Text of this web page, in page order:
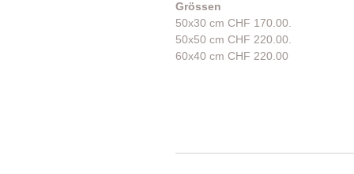
Grössen
50x30 cm CHF 170.00.
50x50 cm CHF 220.00.
60x40 cm CHF 220.00